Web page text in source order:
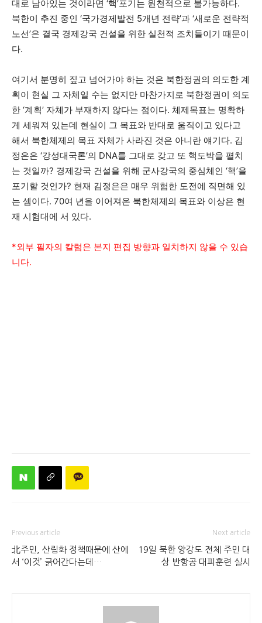
대로 남아있는 것이라면 ‘핵’포기는 원천적으로 불가능하다.
북한이 추진 중인 ‘국가경제발전 5개년 전략’과 ‘새로운 전략적
노선’은 결국 경제강국 건설을 위한 실천적 조치들이기 때문이
다.
여기서 분명히 짚고 넘어가야 하는 것은 북한정권의 의도한 계
획이 현실 그 자체일 수는 없지만 마찬가지로 북한정권이 의도
한 ‘계획’ 자체가 부재하지 않다는 점이다. 체제목표는 명확하
게 세워져 있는데 현실이 그 목표와 반대로 움직이고 있다고
해서 북한체제의 목표 자체가 사라진 것은 아니란 얘기다. 김
정은은 ‘강성대국론’의 DNA를 그대로 갖고 또 핵도박을 펼치
는 것일까? 경제강국 건설을 위해 군사강국의 중심체인 ‘핵’을
포기할 것인가? 현재 김정은은 매우 위험한 도전에 직면해 있
는 셈이다. 70여 년을 이어져온 북한체제의 목표와 이상은 현
재 시험대에 서 있다.
*외부 필자의 칼럼은 본지 편집 방향과 일치하지 않을 수 있습
니다.
Previous article
北주민, 산림화 정책때문에 산에
서 ‘이것’ 긁어간다는데…
Next article
19일 북한 양강도 전체 주민 대
상 반항공 대피훈련 실시